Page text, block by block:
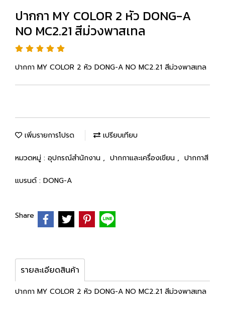
ปากกา MY COLOR 2 หัว DONG-A
NO MC2.21 สีม่วงพาสเทล
ปากกา MY COLOR 2 หัว DONG-A NO MC2.21 สีม่วงพาสเทล
เพิ่มรายการโปรด เปรียบเทียบ
หมวดหมู่ : อุปกรณ์สำนักงาน , ปากกาและเครื่องเขียน , ปากกาสี
แบรนด์ : DONG-A
Share
รายละเอียดสินค้า
ปากกา MY COLOR 2 หัว DONG-A NO MC2.21 สีม่วงพาสเทล